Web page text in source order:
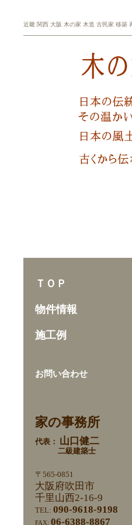
近畿 関西 大阪 木の家 木造 古民家 移
ＴＯＰ
物件情報
施工例
お問い合わせ
家の事務所
代表： 山口健二
二級建築士
〒565-0851
大阪府吹田市
千里山西2-16-9
TEL: 090-9618-9198
FAX: 06-6388-8867